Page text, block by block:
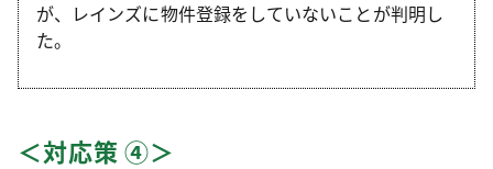
が、レインズに物件登録をしていないことが判明し
た。
＜対応策 ④＞